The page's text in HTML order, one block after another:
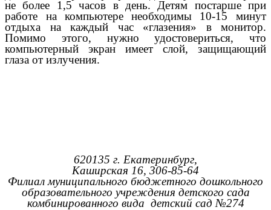
не более 1,5 часов в день. Детям постарше при
работе на компьютере
необходимы 10-15 минут
отдыха на каждый час «глазения» в монитор.
Помимо этого, нужно удостовериться, что
компьютерный экран имеет слой, защищающий
глаза от излучения.
620135 г. Екатеринбург,
Каширская 16, 306-85-64
Филиал муниципального бюджетного дошкольного
образовательного учреждения детского сада
комбинированного вида детский сад №274